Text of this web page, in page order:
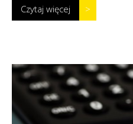
Czytaj więcej >